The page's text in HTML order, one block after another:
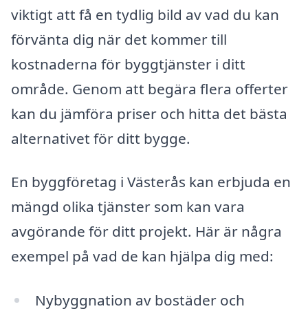
viktigt att få en tydlig bild av vad du kan
förvänta dig när det kommer till
kostnaderna för byggtjänster i ditt
område. Genom att begära flera offerter
kan du jämföra priser och hitta det bästa
alternativet för ditt bygge.
En byggföretag i Västerås kan erbjuda en
mängd olika tjänster som kan vara
avgörande för ditt projekt. Här är några
exempel på vad de kan hjälpa dig med:
Nybyggnation av bostäder och